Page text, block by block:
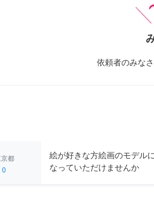
依頼者のみな
都
0
絵が好きな方絵画のモデルに
なっていただけませんか